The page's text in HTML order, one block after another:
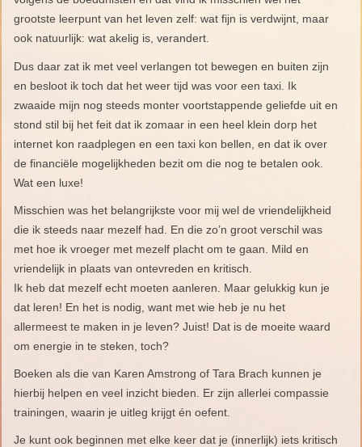
grootste leerpunt van het leven zelf: wat fijn is verdwijnt, maar
ook natuurlijk: wat akelig is, verandert.
Dus daar zat ik met veel verlangen tot bewegen en buiten zijn
en besloot ik toch dat het weer tijd was voor een taxi. Ik
zwaaide mijn nog steeds monter voortstappende geliefde uit en
stond stil bij het feit dat ik zomaar in een heel klein dorp het
internet kon raadplegen en een taxi kon bellen, en dat ik over
de financiële mogelijkheden bezit om die nog te betalen ook.
Wat een luxe!
Misschien was het belangrijkste voor mij wel de vriendelijkheid
die ik steeds naar mezelf had. En die zo’n groot verschil was
met hoe ik vroeger met mezelf placht om te gaan. Mild en
vriendelijk in plaats van ontevreden en kritisch.
Ik heb dat mezelf echt moeten aanleren. Maar gelukkig kun je
dat leren! En het is nodig, want met wie heb je nu het
allermeest te maken in je leven? Juist! Dat is de moeite waard
om energie in te steken, toch?
Boeken als die van Karen Amstrong of Tara Brach kunnen je
hierbij helpen en veel inzicht bieden. Er zijn allerlei compassie
trainingen, waarin je uitleg krijgt én oefent.
Je kunt ook beginnen met elke keer dat je (innerlijk) iets kritisch